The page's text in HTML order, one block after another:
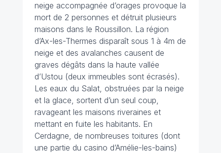
neige accompagnée d’orages provoque la
mort de 2 personnes et détruit plusieurs
maisons dans le Roussillon. La région
d’Ax-les-Thermes disparaît sous 1 à 4m de
neige et des avalanches causent de
graves dégâts dans la haute vallée
d’Ustou (deux immeubles sont écrasés).
Les eaux du Salat, obstruées par la neige
et la glace, sortent d’un seul coup,
ravageant les maisons riveraines et
mettant en fuite les habitants. En
Cerdagne, de nombreuses toitures (dont
une partie du casino d’Amélie-les-bains)